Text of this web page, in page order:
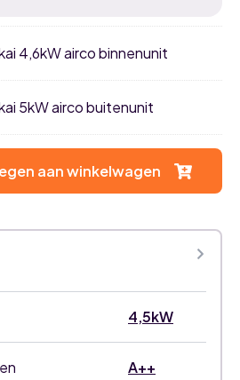
4,6kW airco binnenunit
5kW airco buitenunit
aan winkelwagen
4,5kW
A++